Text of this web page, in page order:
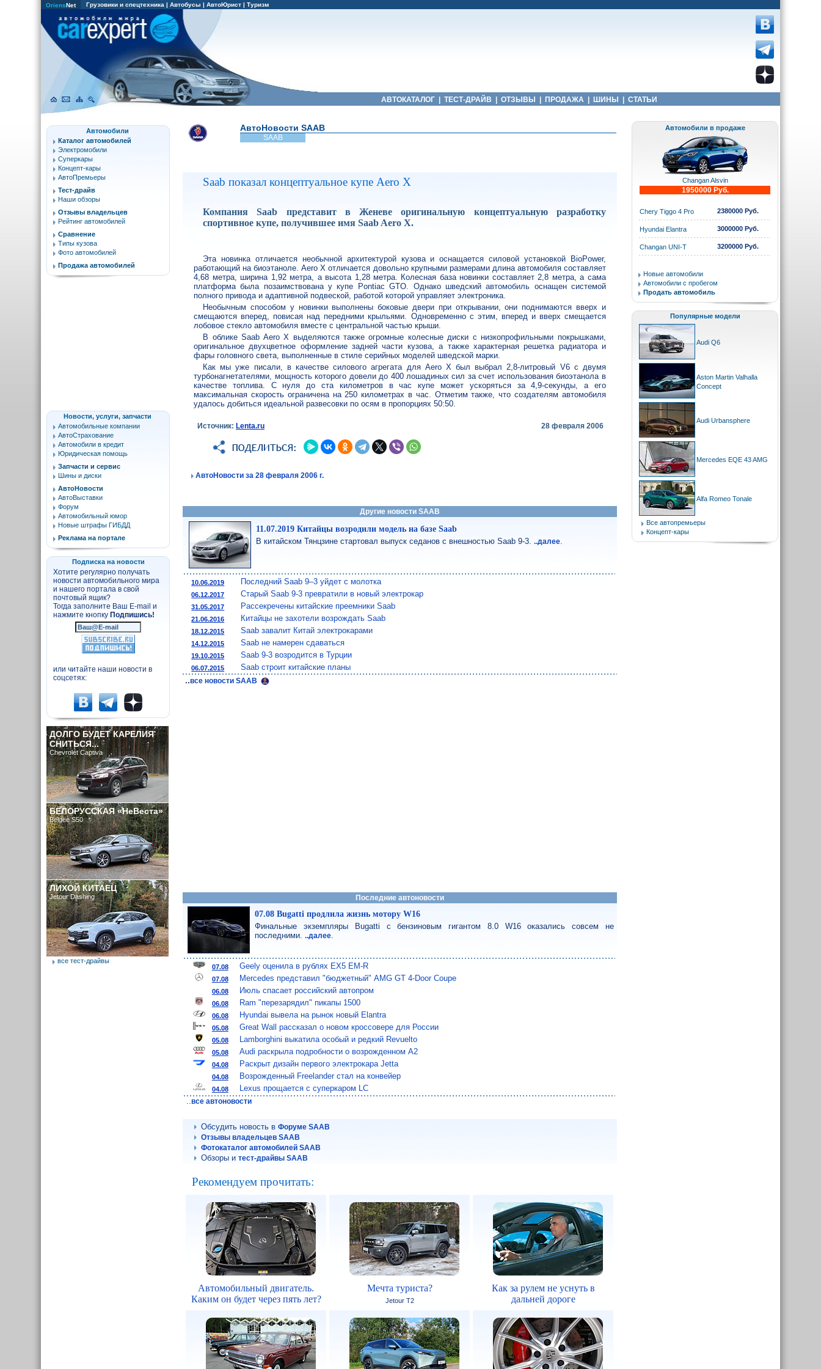
OriensNet Грузовики и спецтехника | Автобусы | АвтоЮрист | Туризм
АВТОКАТАЛОГ ТЕСТ-ДРАЙВ ОТЗЫВЫ ПРОДАЖА ШИНЫ СТАТЬИ
АвтоНовости SAAB
SAAB
Saab показал концептуальное купе Aero X
Компания Saab представит в Женеве оригинальную концептуальную разработку
спортивное купе, получившее имя Saab Aero X.
Эта новинка отличается необычной архитектурой кузова и оснащается силовой установкой BioPower,
работающий на биоэтаноле. Aero X отличается довольно крупными размерами длина автомобиля составляет
4,68 метра, ширина 1,92 метра, а высота 1,28 метра. Колесная база новинки составляет 2,8 метра, а сама
платформа была позаимствована у купе Pontiac GTO. Однако шведскийавтомобиль оснащен системой
полного привода и адаптивной подвеской, работой которой управляет электроника.
Необычным способом у новинки выполнены боковые двери при открывании, они поднимаются вверх и
смещаются вперед, повисая над передними крыльями. Одновременно с этим, вперед и вверх смещается
лобовое стекло автомобиля вместе с центральной частью крыши.
В облике Saab Aero X выделяются также огромные колесные диски с низкопрофильными покрышками,
оригинальное двухцветное оформление задней части кузова, а также характерная решетка радиатора и
фары головного света, выполненные в стиле серийных моделей шведской марки.
Как мы уже писали, в качестве силового агрегата для Aero X был выбрал 2,8-литровый V6 с двумя
турбонагнетателями, мощность которого довели до 400 лошадиных сил за счет использования биоэтанола в
качестве топлива. С нуля до ста километров в час купе может ускоряться за 4,9-секунды, а его
максимальная скорость ограничена на 250 километрах в час. Отметим также, что создателям автомобиля
удалось добиться идеальной развесовки по осям в пропорциях 50:50.
Источник:Lenta.ru 28 февраля 2006
АвтоНовости за 28 февраля 2006 г.
Другие новости SAAB
11.07.2019 Китайцы возродили модель на базе Saab
В китайском Тянцзине стартовал выпуск седанов с внешностью Saab 9-3...далее
10.06.2019 Последний Saab 9–3 уйдет с молотка
06.12.2017 Старый Saab 9-3 превратили в новый электрокар
31.05.2017 Рассекречены китайские преемники Saab
21.06.2016 Китайцы не захотели возрождать Saab
18.12.2015 Saab завалит Китай электрокарами
14.12.2015 Saab не намерен сдаваться
19.10.2015 Saab 9-3 возродится в Турции
06.07.2015 Saab строит китайские планы
..все новости SAAB
Последние автоновости
07.08 Bugatti продлила жизнь мотору W16
Финальные экземпляры Bugatti с бензиновым гигантом 8.0 W16 оказались совсем не
последними...далее
07.08 Geely оценила в рублях EX5 EM-R
07.08 Mercedes представил "бюджетный" AMG GT 4-Door Coupe
06.08 Июль спасает российский автопром
06.08 Ram "перезарядил" пикапы 1500
06.08 Hyundai вывела на рынок новый Elantra
05.08 Great Wall рассказал о новом кроссовере для России
05.08 Lamborghini выкатила особый и редкий Revuelto
05.08 Audi раскрыла подробности о возрожденном A2
04.08 Раскрыт дизайн первого электрокара Jetta
04.08 Возрожденный Freelander стал на конвейер
04.08
Lexus прощается с суперкаром LC
..все автоновости
Обсудить новость вФоруме SAAB
Отзывы владельцев SAAB
Фотокаталог автомобилей SAAB
Обзоры итест-драйвы SAAB
Рекомендуем прочитать:
Автомобильный двигатель.
Каким он будет через пять лет?
Мечта туриста?
Jetour T2
Как за рулем не уснуть в
дальней дороге
Автомобили
Каталог автомобилей
Электромобили
Суперкары
Концепт-кары
АвтоПремьеры
Тест-драйв
Наши обзоры
Отзывы владельцев
Рейтинг автомобилей
Сравнение
Типы кузова
Фото автомобилей
Продажа автомобилей
Новости, услуги, запчасти
Автомобильные компании
АвтоСтрахование
Автомобили в кредит
Юридическая помощь
Запчасти и сервис
Шины и диски
АвтоНовости
АвтоВыставки
Форум
Автомобильный юмор
Новые штрафы ГИБДД
Реклама на портале
Подписка на новости
Хотите регулярно получать
новости автомобильного мира
и нашего портала в свой
почтовый ящик?
Тогда заполните Ваш E-mail и
нажмите кнопку Подпишись!
или читайте наши новости в
соцсетях:
ДОЛГО БУДЕТ КАРЕЛИЯ
СНИТЬСЯ...
Chevrolet Captiva
БЕЛОРУССКАЯ «НеВеста»
Belgee S50
ЛИХОЙ КИТАЕЦ
Jetour Dashing
все тест-драйвы
Автомобили в продаже
Changan Alsvin
1950000 Руб.
Chery Tiggo 4 Pro 2380000 Руб.
Hyundai Elantra 3000000 Руб.
Changan UNI-T 3200000 Руб.
Новые автомобили
Автомобили с пробегом
Продать автомобиль
Популярные модели
Audi Q6
Aston Martin Valhalla
Concept
Audi Urbansphere
Mercedes EQE 43 AMG
Alfa Romeo Tonale
Все автопремьеры
Концепт-кары